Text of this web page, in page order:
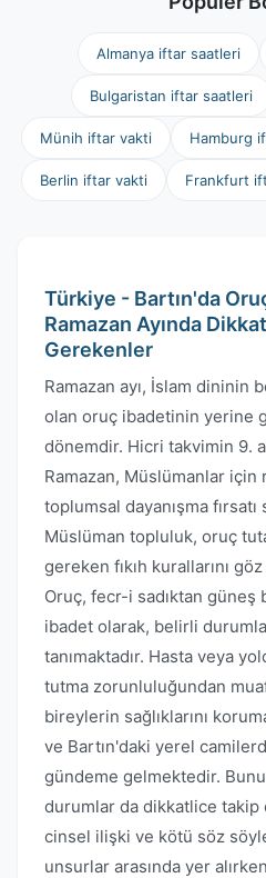
Almanya iftar saatleri
Bulgaristan iftar saatleri
Münih iftar vakti Hamburg
Berlin iftar vakti Frankfurt
Türkiye - Bartın'da
Ramazan Ayında
Gerekenler
Ramazan ayı, İslam dininin
olan oruç ibadetinin yerine
dönemdir. Hicri takvimin 9.
Ramazan, Müslümanlar
toplumsal dayanışma
Müslüman topluluk, oruç
gereken fıkıh kurallarını
Oruç, fecr-i sadıktan güneş
ibadet olarak, belirli
tanımaktadır. Hasta veya
tutma zorunluluğundan
bireylerin sağlıklarını
ve Bartın'daki yerel
gündeme gelmektedir.
durumlar da dikkatlice takip
cinsel ilişki ve kötü söz
unsurlar arasında yer